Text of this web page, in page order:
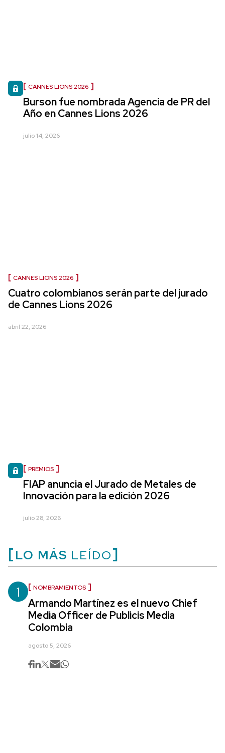
CANNES LIONS 2026
Burson fue nombrada Agencia de PR del
Año en Cannes Lions 2026
julio 14, 2026
CANNES LIONS 2026
Cuatro colombianos serán parte del jurado
de Cannes Lions 2026
abril 22, 2026
PREMIOS
FIAP anuncia el Jurado de Metales de
Innovación para la edición 2026
julio 28, 2026
LO MÁS LEÍDO
1 NOMBRAMIENTOS
Armando Martínez es el nuevo Chief
Media Officer de Publicis Media
Colombia
agosto 5, 2026